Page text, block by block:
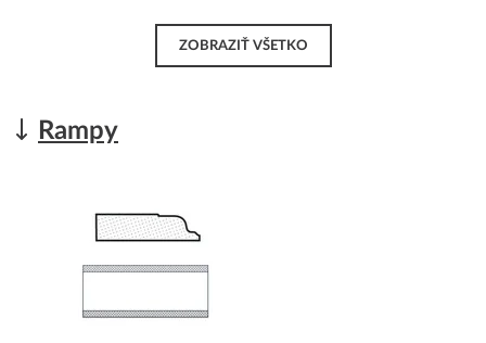
ZOBRAZIŤ VŠETKO
Rampy